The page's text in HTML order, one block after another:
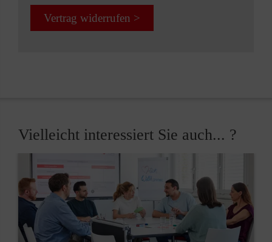
Vertrag widerrufen >
Vielleicht interessiert Sie auch... ?